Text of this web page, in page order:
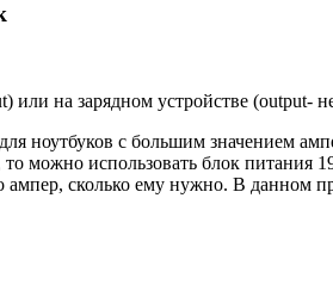
или на зарядном устройстве
ноутбуков с большим значением
можно использовать блок питания
сколько ему нужно. В данном